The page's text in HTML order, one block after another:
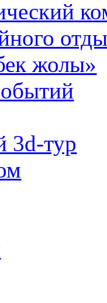
жолы»
3d-тур